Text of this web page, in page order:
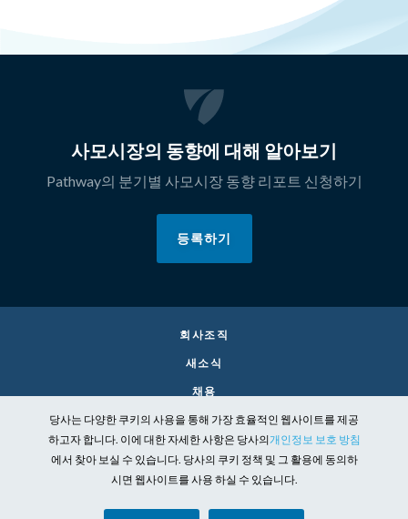
사모시장의 동향에 대해 알아보기
Pathway의 분기별 사모시장 동향 리포트 신청하기
등록하기
회사조직
새소식
채용
CONTACT
법률
개인정보
당사는 다양한 쿠키의 사용을 통해 가장 효율적인 웹사이트를 제공
하고자 합니다. 이에 대한 자세한 사항은 당사의개인정보 보호 방침
에서 찾아 보실 수 있습니다. 당사의 쿠키 정책 및 그 활용에 동의하
시면 웹사이트를 사용 하실 수 있습니다.